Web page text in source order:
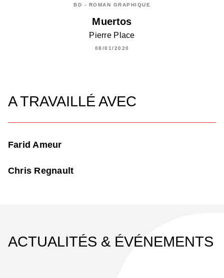
BD - ROMAN GRAPHIQUE
Muertos
Pierre Place
08/01/2020
A TRAVAILLÉ AVEC
Farid Ameur
Chris Regnault
ACTUALITÉS & ÉVÉNEMENTS